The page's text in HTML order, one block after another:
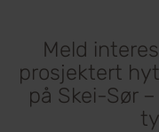
Meld
prosjektert
på Skei-Sør